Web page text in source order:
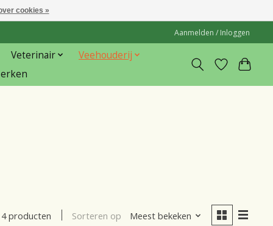
Aanmelden / Inloggen
Veterinair
Veehouderij
4 producten Sorteren op Meest bekeken
cookies »